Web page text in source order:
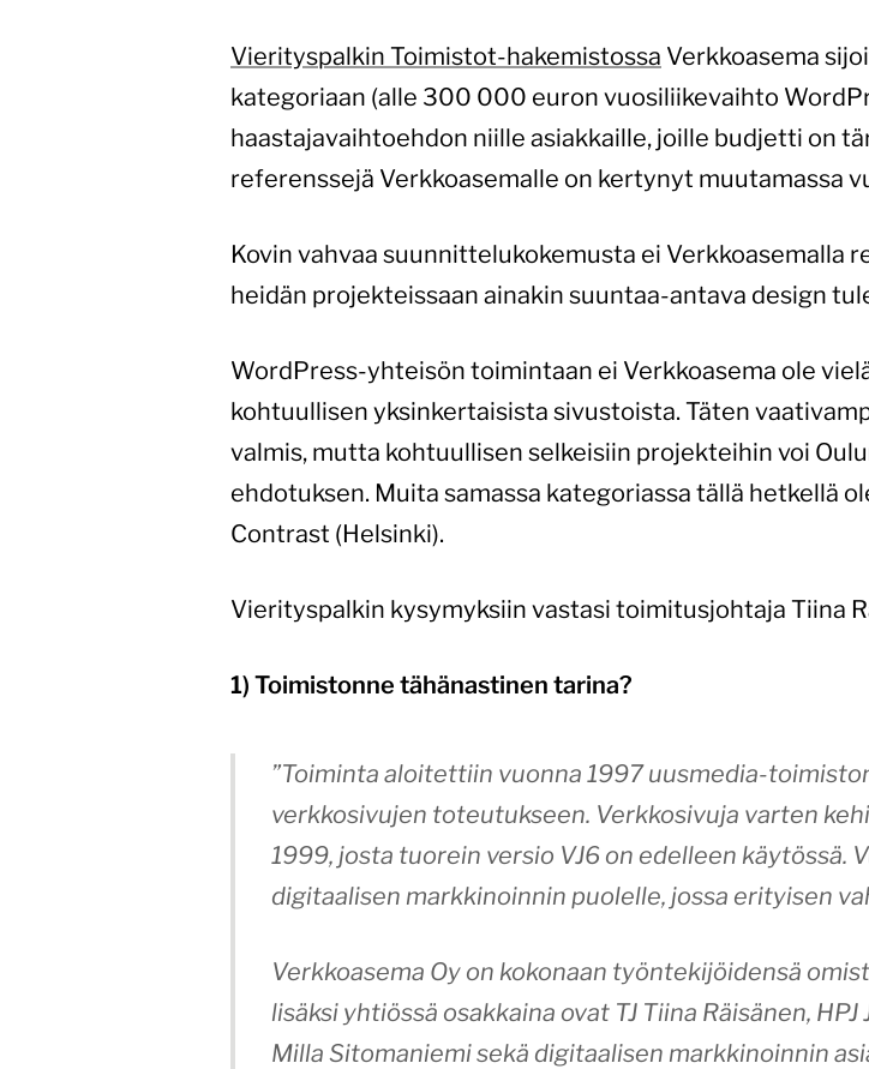
Vierityspalkin Toimistot-hakemistossa Verkkoasema
kategoriaan (alle 300 000 euron vuosiliikevaihto
haastajavaihtoehdon niille asiakkaille, joille budjetti on
referenssejä Verkkoasemalle on kertynyt muutamassa
Kovin vahvaa suunnittelukokemusta ei Verkkoasemalla
heidän projekteissaan ainakin suuntaa-antava design
WordPress-yhteisön toimintaan ei Verkkoasema ole
kohtuullisen yksinkertaisista sivustoista. Täten
valmis, mutta kohtuullisen selkeisiin projekteihin voi
ehdotuksen. Muita samassa kategoriassa tällä hetkellä
Contrast (Helsinki).
Vierityspalkin kysymyksiin vastasi toimitusjohtaja Tiina
1) Toimistonne tähänastinen tarina?
”Toiminta aloitettiin vuonna 1997 uusmedia-
verkkosivujen toteutukseen. Verkkosivuja varten
1999, josta tuorein versio VJ6 on edelleen käytössä.
digitaalisen markkinoinnin puolelle, jossa erityisen
Verkkoasema Oy on kokonaan työntekijöidensä
lisäksi yhtiössä osakkaina ovat TJ Tiina Räisänen,
Milla Sitomaniemi sekä digitaalisen markkinoinnin